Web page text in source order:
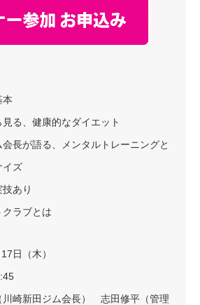
本
る、健康的なダイエット
長が語る、メンタルトレーニングと
イズ
あり
クラブとは
日（木）
崎新田ジム会長） 志田修平（管理